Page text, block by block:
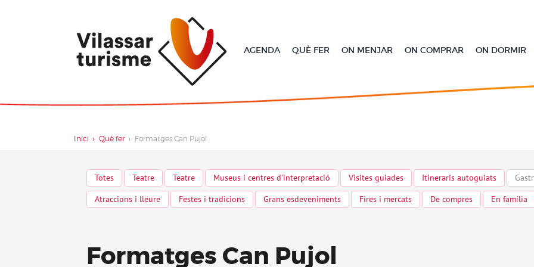
AGENDA QUÈ FER ON MENJAR ON COMPRAR ON DORMIR
Inici Què fer Formatges Can Pujol
Totes Teatre Teatre Museus i centres d'interpretació Visites guiades Itineraris autoguiats
Atraccions i lleure Festes i tradicions Grans esdeveniments Fires i mercats De compres En família
Formatges Can Pujol